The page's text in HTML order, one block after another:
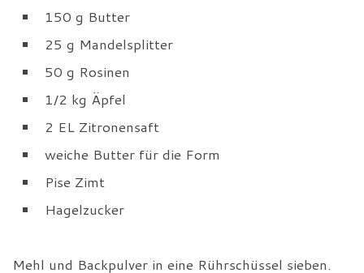
150 g Butter
25 g Mandelsplitter
50 g Rosinen
1/2 kg Äpfel
2 EL Zitronensaft
weiche Butter für die Form
Pise Zimt
Hagelzucker
Mehl und Backpulver in eine Rührschüssel sieben.